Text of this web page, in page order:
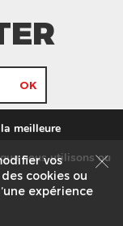
Recrutement
vos
cookies ou
expérience
meilleure
nous utilisons ou